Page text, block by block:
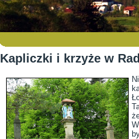
Kapliczki i krzyże w